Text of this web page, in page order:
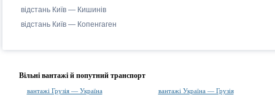
відстань Київ — Кишинів
відстань Київ — Копенгаген
Вільні вантажі й попутний транспорт
вантажі Грузія — Україна
вантажі Україна — Грузія